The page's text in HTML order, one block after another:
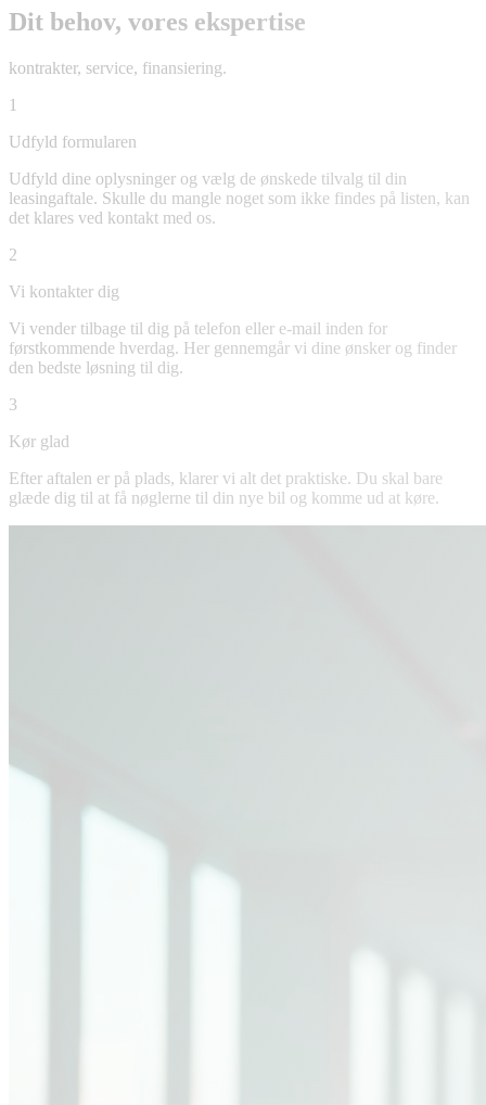
Dit behov, vores ekspertise
kontrakter, service, finansiering.
1
Udfyld formularen
Udfyld dine oplysninger og vælg de ønskede tilvalg til din
leasingaftale. Skulle du mangle noget som ikke findes på listen, kan
det klares ved kontakt med os.
2
Vi kontakter dig
Vi vender tilbage til dig på telefon eller e-mail inden for
førstkommende hverdag. Her gennemgår vi dine ønsker og finder
den bedste løsning til dig.
3
Kør glad
Efter aftalen er på plads, klarer vi alt det praktiske. Du skal bare
glæde dig til at få nøglerne til din nye bil og komme ud at køre.